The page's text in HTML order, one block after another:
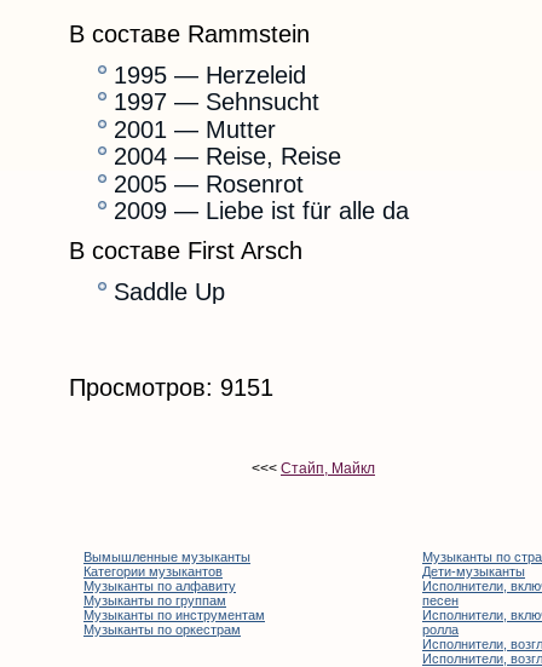
В составе Rammstein
1995 — Herzeleid
1997 — Sehnsucht
2001 — Mutter
2004 — Reise, Reise
2005 — Rosenrot
2009 — Liebe ist für alle da
В составе First Arsch
Saddle Up
Просмотров: 9151
<<< Стайп, Майкл
Вымышленные музыканты
Категории музыкантов
Музыканты по алфавиту
Музыканты по группам
Музыканты по инструментам
Музыканты по оркестрам
Музыканты по
Дети-музыканты
Исполнители,
песен
Исполнители,
ролла
Исполнители,
Исполнители,